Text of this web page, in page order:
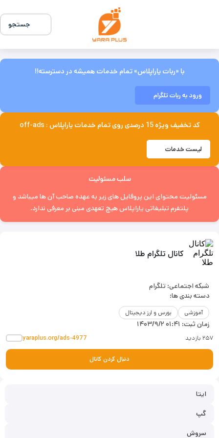
جستجو
با «ربات یاراپلاس» تمام خدمات همیشه در دسترسته!!
ورود به ربات تلگرام
کد تخفیف ویژه 15 درصدی روی تمام خدمات یاراپلاس : off-ads
لیست خدمات
سلب مسئولیت
مسئولیت محتوای این پروفایل های زیر به عهده صاحب آن ها میباشد و
پلتفرم تبلیغاتی یاراپلاس هیچ تعهدی مبنی بر معرفی ندارد.
کانال تلگرام طلا
شبکه اجتماعی: تلگرام
دسته بندی ها:
آموزشی بورس و ارز دیجیتال
زمان ثبت: ۱۴۰۳/۹/۲ ۰۱:۴۱
۲۵۷ بازدید yaraplus.org/ads-4977
دنبال کردن کانال
ایتا
گپ
سروش